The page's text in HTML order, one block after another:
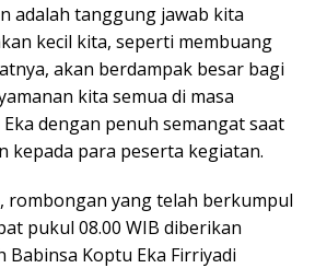
adalah tanggung jawab kita
kecil kita, seperti membuang
akan berdampak besar bagi
kita semua di masa
dengan penuh semangat saat
kepada para peserta kegiatan.
rombongan yang telah berkumpul
pukul 08.00 WIB diberikan
Koptu Eka Firriyadi